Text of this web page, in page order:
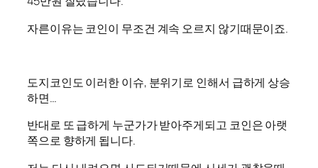
자른이유는 코인이 무조건 계속 오르지 않기때문이죠.
도지코인도 이러한 이슈, 분위기로 인해서 급하게 상승
하면…
반대로 또 급하게 누군가가 받아주게되고 코인은 아랫
쪽으로 향하게 됩니다.